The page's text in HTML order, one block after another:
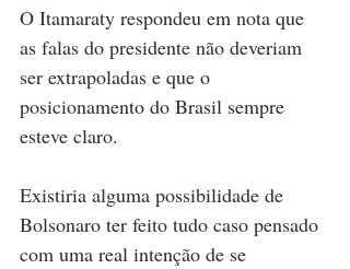
O Itamaraty respondeu em nota que
as falas do presidente não deveriam
ser extrapoladas e que o
posicionamento do Brasil sempre
esteve claro.
Existiria alguma possibilidade de
Bolsonaro ter feito tudo caso pensado
com uma real intenção de se